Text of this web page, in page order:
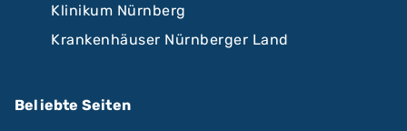
Klinikum Nürnberg
Krankenhäuser Nürnberger Land
Beliebte Seiten